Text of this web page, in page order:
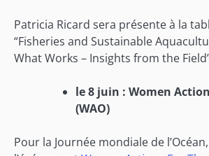
Patricia Ricard sera présente à la
“Fisheries and Sustainable
What Works – Insights from the
le 8 juin : Women
(WAO)
Pour la Journée mondiale de l’Océan,